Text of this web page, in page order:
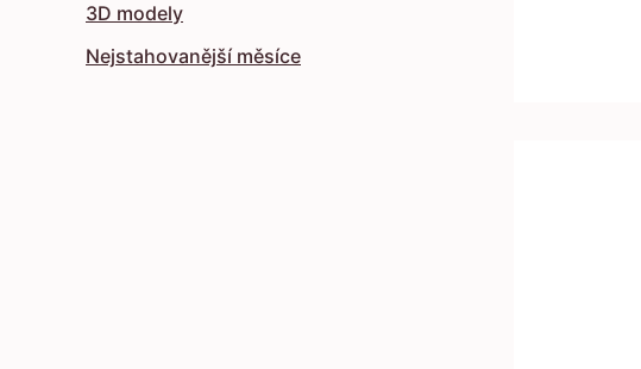
3D modely
Nejstahovanější měsíce